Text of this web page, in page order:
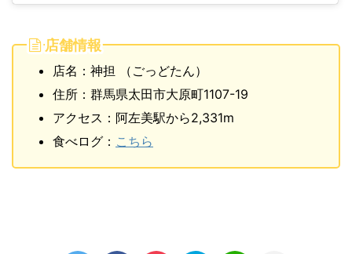
店舗情報
店名：神担 （ごっどたん）
住所：群馬県太田市大原町1107-19
アクセス：阿左美駅から2,331m
食べログ： こちら